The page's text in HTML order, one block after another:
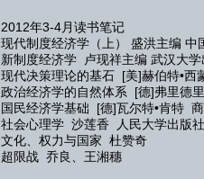
2012年3-4月读书笔记
现代制度经济学（上） 盛洪主编 中
新制度经济学 卢现祥主编 武汉大学
现代决策理论的基石 [美]赫伯特•西
政治经济学的自然体系 [德]弗里德
国民经济学基础 [德]瓦尔特•肯特
社会心理学 沙莲香 人民大学出版社
文化、权力与国家 杜赞奇
超限战 乔良、王湘穗